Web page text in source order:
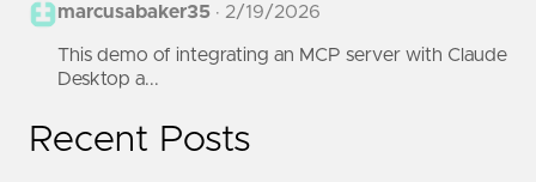
marcusabaker35 · 2/19/2026
This demo of integrating an MCP server with Claude
Desktop a...
Recent Posts